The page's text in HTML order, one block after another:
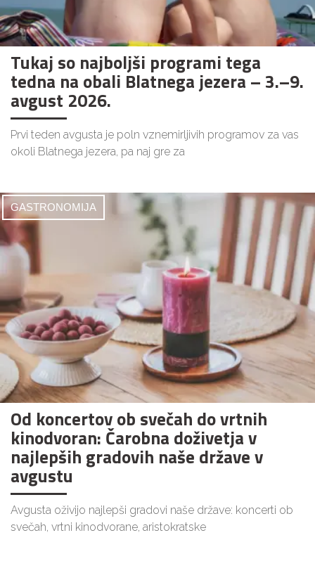
Tukaj so najboljši programi tega
tedna na obali Blatnega jezera – 3.–9.
avgust 2026.
Prvi teden avgusta je poln vznemirljivih programov za vas
okoli Blatnega jezera, pa naj gre za
GASTRONOMIJA
Od koncertov ob svečah do vrtnih
kinodvoran: Čarobna doživetja v
najlepših gradovih naše države v
avgustu
Avgusta oživijo najlepši gradovi naše države: koncerti ob
svečah, vrtni kinodvorane, aristokratske